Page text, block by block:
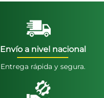
Envío a nivel nacional
Entrega rápida y segura.